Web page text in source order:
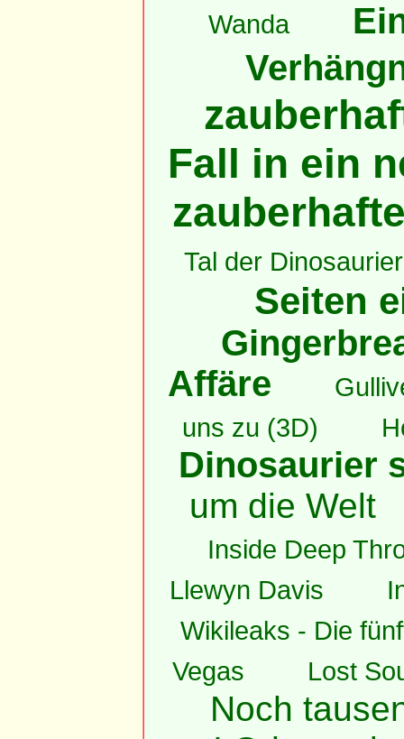
Wanda
Fall in ein
Tal der Dinosaurier
Seiten
Affäre
uns zu (3D)
Dinosaurier
um die Welt
Inside Deep
Llewyn Davis
Wikileaks - Die
Vegas
Lost
Noch